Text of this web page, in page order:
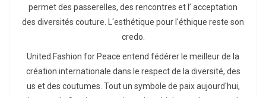
permet des passerelles, des rencontres et l’ acceptation
des diversités couture. L'esthétique pour l'éthique reste son
credo.
United Fashion for Peace entend fédérer le meilleur de la
création internationale dans le respect de la diversité, des
us et des coutumes. Tout un symbole de paix aujourd'hui,